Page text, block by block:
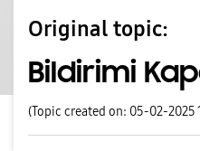
Original topic:
Bildirimi
(Topic created on: 05-02-2025